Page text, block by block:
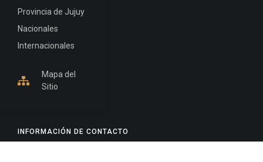
INFORMACIÓN DE CONTACTO
Provincia de Jujuy
Nacionales
Internacionales
Mapa del
Sitio